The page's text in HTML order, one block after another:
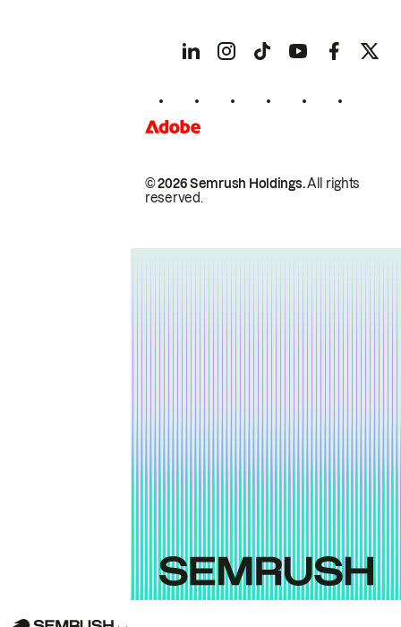
© 2026 Semrush Holdings.All rights
reserved.